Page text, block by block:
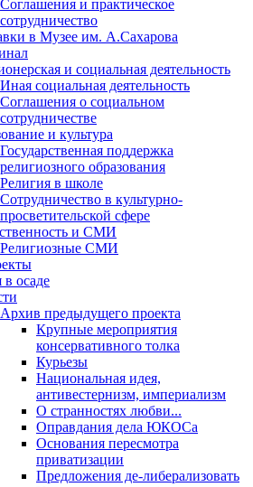
Соглашения и практическое
сотрудничество
в Музее им. А.Сахарова
и социальная деятельность
Иная социальная деятельность
Соглашения о социальном
сотрудничестве
и культура
Государственная поддержка
религиозного образования
Религия в школе
Сотрудничество в культурно-
просветительской сфере
и СМИ
Религиозные СМИ
в осаде
Архив предыдущего проекта
Крупные мероприятия
консервативного толка
Курьезы
Национальная идея,
антивестернизм, империализм
О странностях любви...
Оправдания дела ЮКОСа
Основания пересмотра
приватизации
Предложения де-либерализовать